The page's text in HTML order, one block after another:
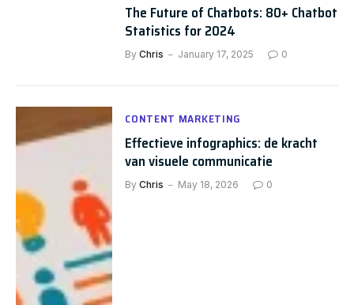
The Future of Chatbots: 80+ Chatbot
Statistics for 2024
By Chris January 17, 2025 0
CONTENT MARKETING
Effectieve infographics: de kracht
van visuele communicatie
By Chris May 18, 2026 0